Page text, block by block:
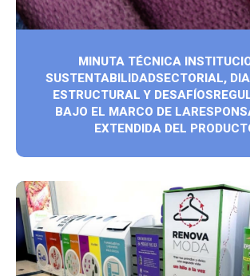
MINUTA TÉCNICA
SUSTENTABILIDADSECTORIAL,
ESTRUCTURAL Y
BAJO EL MARCO DE
EXTENDIDA DEL